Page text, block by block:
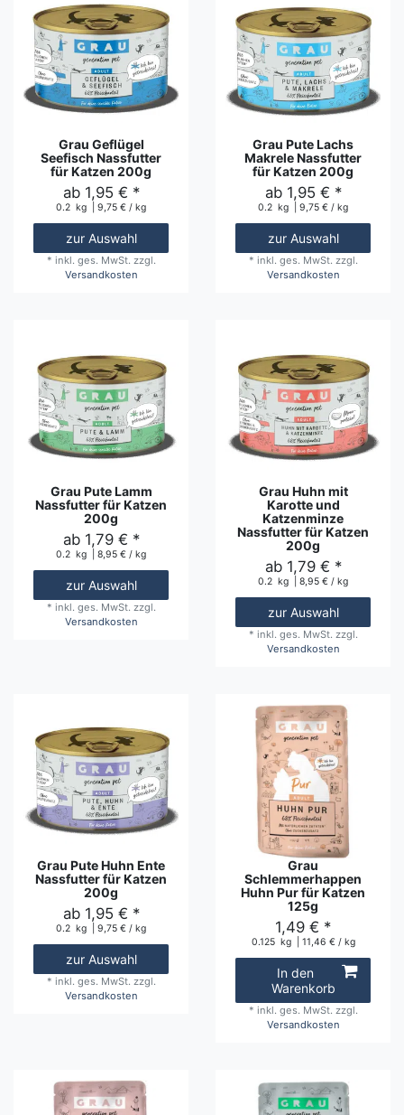
Grau Geflügel
Seefisch Nassfutter
für Katzen 200g
ab 1,95 € *
0.2 kg | 9,75 € / kg
zur Auswahl
* inkl. ges. MwSt. zzgl.
Versandkosten
Grau Pute Lachs
Makrele Nassfutter
für Katzen 200g
ab 1,95 € *
0.2 kg | 9,75 € / kg
zur Auswahl
* inkl. ges. MwSt. zzgl.
Versandkosten
Grau Pute Lamm
Nassfutter für Katzen
200g
ab 1,79 € *
0.2 kg | 8,95 € / kg
zur Auswahl
* inkl. ges. MwSt. zzgl.
Versandkosten
Grau Huhn mit
Karotte und
Katzenminze
Nassfutter für Katzen
200g
ab 1,79 € *
0.2 kg | 8,95 € / kg
zur Auswahl
* inkl. ges. MwSt. zzgl.
Versandkosten
Grau Pute Huhn Ente
Nassfutter für Katzen
200g
ab 1,95 € *
0.2 kg | 9,75 € / kg
zur Auswahl
* inkl. ges. MwSt. zzgl.
Versandkosten
Grau
Schlemmerhappen
Huhn Pur für Katzen
125g
1,49 € *
0.125 kg | 11,46 € / kg
In den
Warenkorb
* inkl. ges. MwSt. zzgl.
Versandkosten